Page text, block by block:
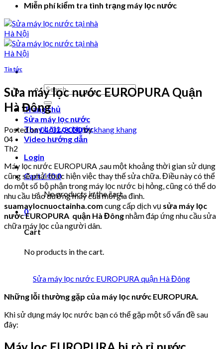
Miễn phí kiểm tra tình trạng máy lọc nước
Search
for:
Trang chủ
Sửa máy lọc nước
Thay Lõi Lọc Nước
Video hướng dẫn
Login
Cart /₫00
No products in the cart.
0
Cart
No products in the cart.
Tin tức
Sửa máy lọc nước EUROPURA Quận
Hà Đông
Posted on04/02/2020bykhang khang
04
Th2
Máy lọc nước EUROPURA ,sau một khoảng thời gian sử dụng
cũng sẽ phải thực hiện việc thay thế sửa chữa. Điều này có thể
do một số bộ phận trong máy lọc nước bị hỏng, cũng có thể do
nhu cầu bảo dưỡng máy của mỗi gia đình.
suamaylocnuoctainha.com cung cấp dịch vụ sửa máy lọc
nước EUROPURA quận Hà Đôngnhằm đáp ứng nhu cầu sửa
chữa máy lọc của người dân.
Sửa máy lọc nước EUROPURA quận Hà Đông
Những lỗi thường gặp của máy lọc nước EUROPURA.
Khi sử dụng máy lọc nước bạn có thể gặp một số vấn đề sau
đây: